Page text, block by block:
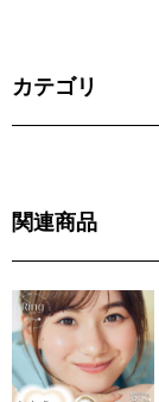
カテゴリ
関連商品